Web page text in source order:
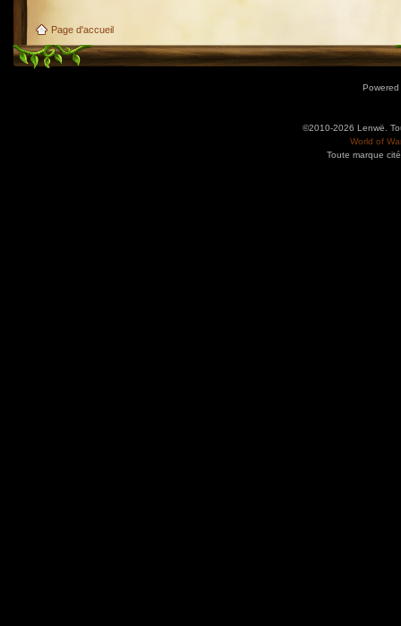
Page d'accueil
©2010-2026 Lenwë.
World of
Toute marque